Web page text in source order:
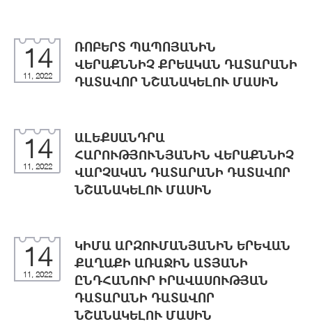
14
11, 2022
ՌՈԲԵՐՏ ՊԱՊՈՅԱՆԻՆ
ՎԵՐԱՔՆՆԻՉ ՔՐԵԱԿԱՆ ԴԱՏԱՐԱՆԻ
ԴԱՏԱՎՈՐ ՆՇԱՆԱԿԵԼՈՒ ՄԱՍԻՆ
14
11, 2022
ԱԼԵՔՍԱՆԴՐԱ
ՀԱՐՈՒԹՅՈՒՆՅԱՆԻՆ ՎԵՐԱՔՆՆԻՉ
ՎԱՐՉԱԿԱՆ ԴԱՏԱՐԱՆԻ ԴԱՏԱՎՈՐ
ՆՇԱՆԱԿԵԼՈՒ ՄԱՍԻՆ
14
11, 2022
ԿԻՄԱ ԱՐԶՈՒՄԱՆՅԱՆԻՆ ԵՐԵՎԱՆ
ՔԱՂԱՔԻ ԱՌԱՋԻՆ ԱՏՅԱՆԻ
ԸՆԴՀԱՆՈՒՐ ԻՐԱՎԱՍՈՒԹՅԱՆ
ԴԱՏԱՐԱՆԻ ԴԱՏԱՎՈՐ
ՆՇԱՆԱԿԵԼՈՒ ՄԱՍԻՆ